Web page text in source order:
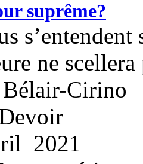
suprême?
ne
Cirino
2021